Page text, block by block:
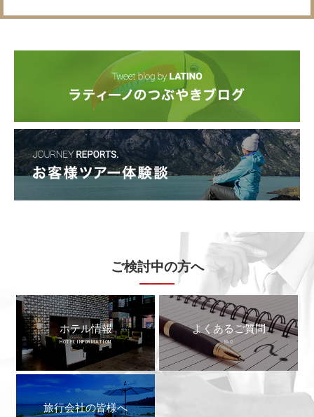
ご検討中の方へ
ホテル情報
HOTEL INFORMATION
よくあるご質問
FAQ
旅行会社の皆様へ